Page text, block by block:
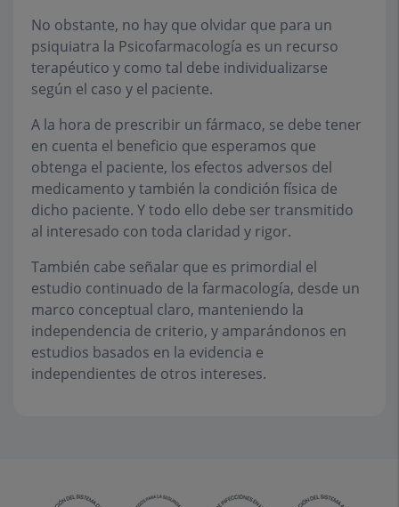
No obstante, no hay que olvidar que para un
psiquiatra la Psicofarmacología es un recurso
terapéutico y como tal debe individualizarse
según el caso y el paciente.
A la hora de prescribir un fármaco, se debe tener
en cuenta el beneficio que esperamos que
obtenga el paciente, los efectos adversos del
medicamento y también la condición física de
dicho paciente. Y todo ello debe ser transmitido
al interesado con toda claridad y rigor.
También cabe señalar que es primordial el
estudio continuado de la farmacología, desde un
marco conceptual claro, manteniendo la
independencia de criterio, y amparándonos en
estudios basados en la evidencia e
independientes de otros intereses.